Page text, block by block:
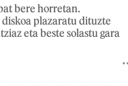
bere horretan.
diskoa plazaratu dituzte
eta beste solastu gara